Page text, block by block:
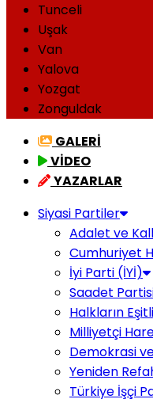
Tunceli
Uşak
Van
Yalova
Yozgat
Zonguldak
GALERİ
VİDEO
YAZARLAR
Siyasi Partiler
Adalet ve
Cumhuriyet
İyi Parti (İYİ)
Saadet
Halkların
Milliyetçi
Demokrasi
Yeniden
Türkiye İşçi